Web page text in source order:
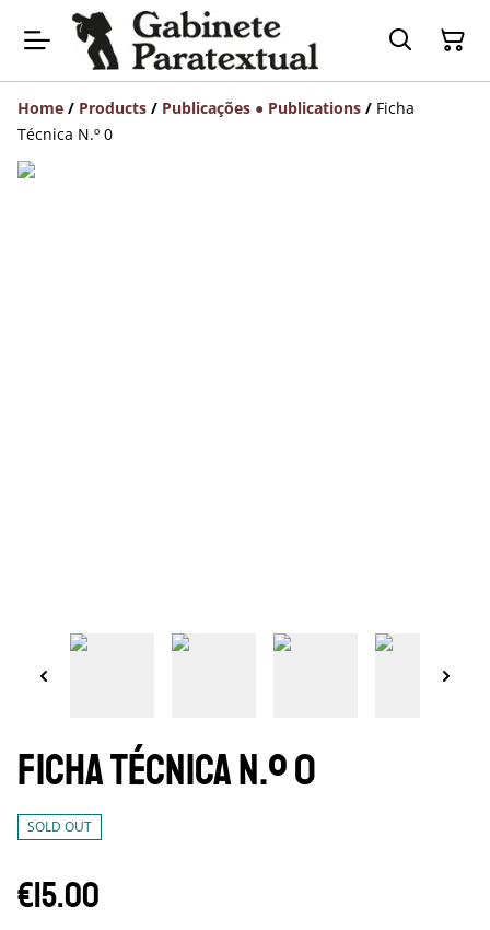
Home / Products / Publicações ● Publications / Ficha
Técnica N.º 0
Ficha Técnica N.º 0
SOLD OUT
€15.00